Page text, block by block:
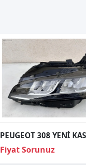
Fiyat Sorunuz